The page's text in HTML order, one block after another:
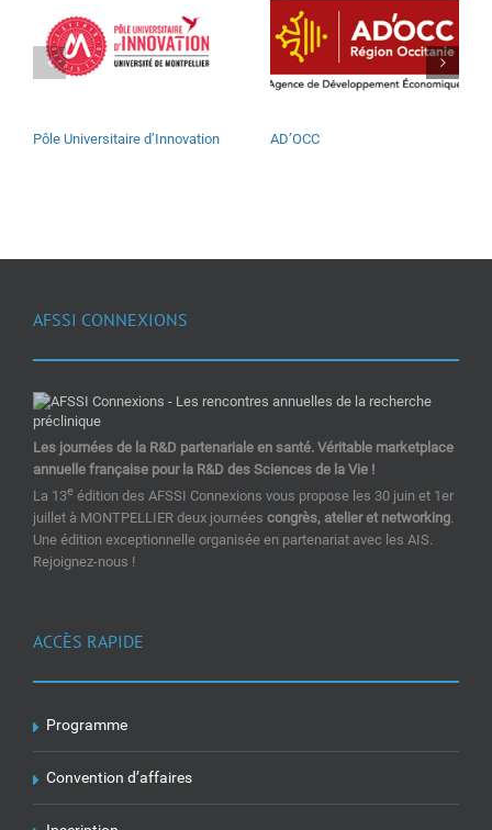
Pôle Universitaire d’Innovation AD’OCC
AFSSI CONNEXIONS
Les journées de la R&D partenariale en santé. Véritable marketplace
annuelle française pour la R&D des Sciences de la Vie !
La 13e édition des AFSSI Connexions vous propose les 30 juin et 1er
juillet à MONTPELLIER deux journées congrès, atelier et networking.
Une édition exceptionnelle organisée en partenariat avec les AIS.
Rejoignez-nous !
ACCÈS RAPIDE
Programme
Convention d’affaires